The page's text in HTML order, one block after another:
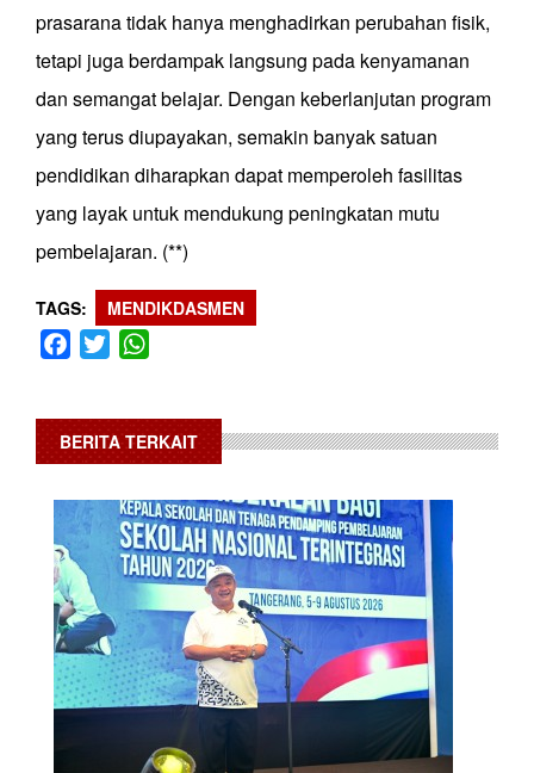
prasarana tidak hanya menghadirkan perubahan fisik,
tetapi juga berdampak langsung pada kenyamanan
dan semangat belajar. Dengan keberlanjutan program
yang terus diupayakan, semakin banyak satuan
pendidikan diharapkan dapat memperoleh fasilitas
yang layak untuk mendukung peningkatan mutu
pembelajaran. (**)
TAGS MENDIKDASMEN
Facebook
Twitter
BERITA TERKAIT